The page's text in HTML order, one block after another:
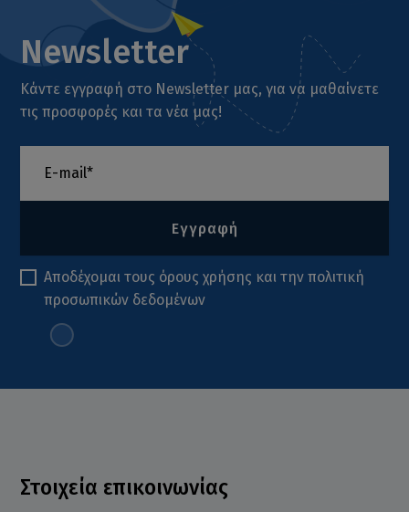
Newsletter
Κάντε εγγραφή στο Newsletter μας, για να μαθαίνετε
τις προσφορές και τα νέα μας!
Εγγραφή
Αποδέχομαι τους όρους χρήσης και τηνπολιτική
προσωπικών δεδομένων
Στοιχεία επικοινωνίας